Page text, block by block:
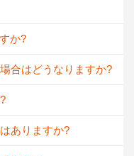
か?
合はどうなりますか?
ありますか?